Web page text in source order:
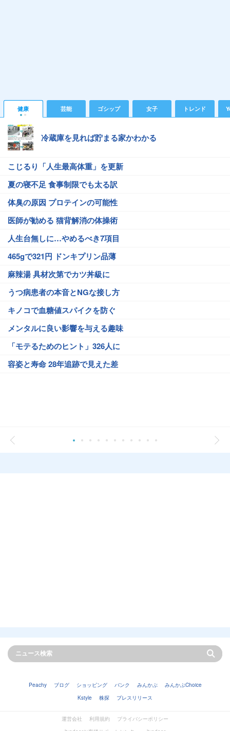
健康 芸能 ゴシップ 女子 トレンド
冷蔵庫を見れば貯まる家かわかる
こじるり「人生最高体重」を更新
夏の寝不足 食事制限でも太る訳
体臭の原因 プロテインの可能性
医師が勧める 猫背解消の体操術
人生台無しに…やめるべき7項目
465gで321円 ドンキプリン品薄
麻辣湯 具材次第でカツ丼級に
うつ病患者の本音とNGな接し方
キノコで血糖値スパイクを防ぐ
メンタルに良い影響を与える趣味
「モテるためのヒント」326人に
容姿と寿命 28年追跡で見えた差
Peachy ブログ ショッピング バンク みんかぶ
みんかぶChoice
Kstyle
株探 プレスリリース
運営会社 利用規約
プライバシーポリシー